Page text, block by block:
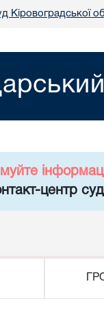
Кіровоградської
центр